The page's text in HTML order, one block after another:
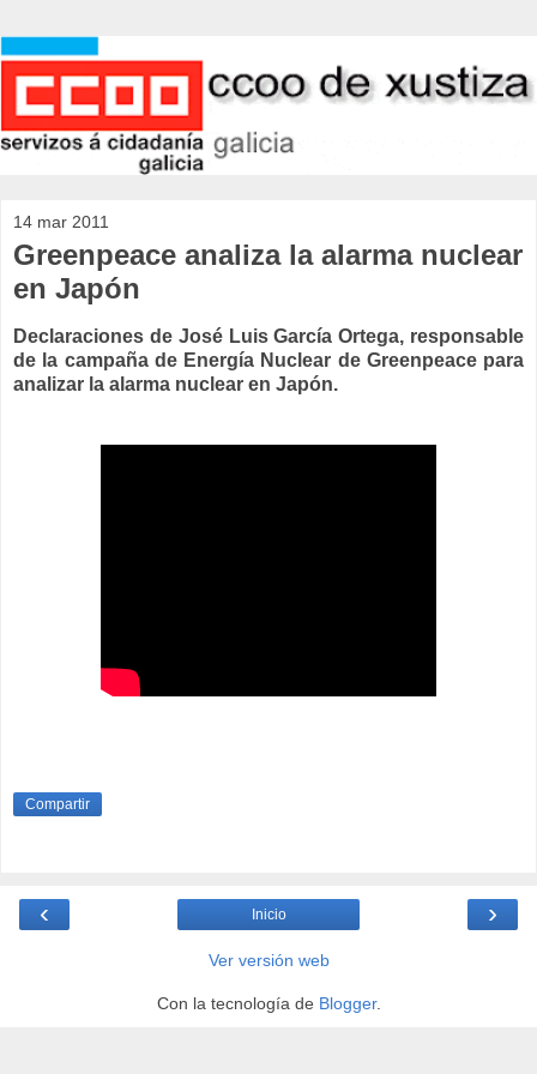
14 mar 2011
Greenpeace analiza la alarma nuclear
en Japón
Declaraciones de José Luis García Ortega, responsable
de la campaña de Energía Nuclear de Greenpeace para
analizar la alarma nuclear en Japón.
Compartir
‹ ›
Inicio
Ver versión web
Con la tecnología de Blogger.